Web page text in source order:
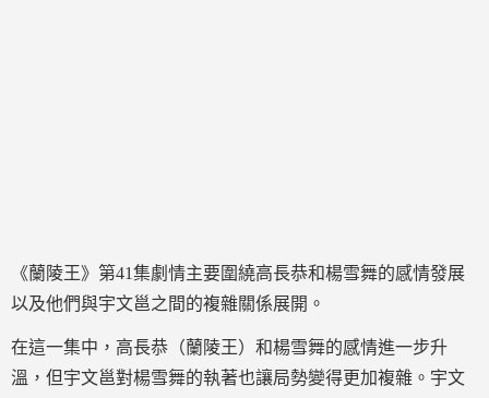
《蘭陵王》第41集劇情主要圍繞高長恭和楊雪舞的感情發展
以及他們與宇文邕之間的複雜關係展開。
在這一集中，高長恭（蘭陵王）和楊雪舞的感情進一步升
溫，但宇文邕對楊雪舞的執著也讓局勢變得更加複雜。宇文